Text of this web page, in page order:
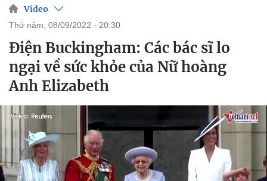
Video
thứ năm, 08/09/2022 - 20:30
Điện Buckingham: Các bác sĩ lo
ngại về sức khỏe của Nữ hoàng
Anh Elizabeth